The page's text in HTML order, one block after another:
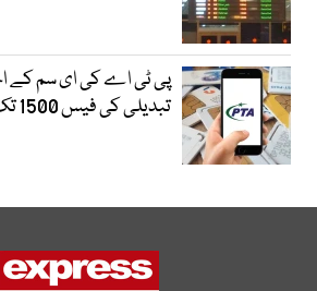
پی ٹی اے کی ای سم کے
تبدیلی کی فیس 1500 تک مقرر